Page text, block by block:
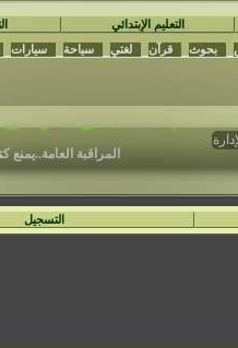
التعليم الإبتدائي
بحوث قرآن لغتي سياحة سيارات
مُنْتَدَيَات
المراقبة
التسجيل